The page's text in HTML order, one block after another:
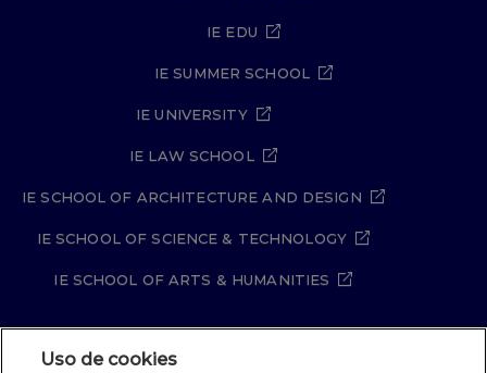
IE EDU
IE SUMMER SCHOOL
IE UNIVERSITY
IE LAW SCHOOL
IE SCHOOL OF ARCHITECTURE AND DESIGN
IE SCHOOL OF SCIENCE & TECHNOLOGY
IE SCHOOL OF ARTS & HUMANITIES
Uso de cookies